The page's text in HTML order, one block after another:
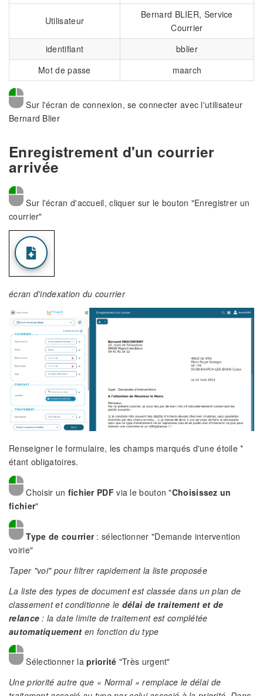
Utilisateur
Bernard BLIER, Service
Courrier
identifiant
bblier
Mot de passe
maarch
Sur l'écran de connexion, se connecter avec l'utilisateur
Bernard Blier
Enregistrement d'un courrier
arrivée
Sur l'écran d'accueil, cliquer sur le bouton "Enregistrer un
courrier"
écran d'indexation du courrier
Renseigner le formulaire, les champs marqués d'une étoile *
étant obligatoires.
Choisir un fichier PDFvia le bouton "Choisissez un
fichier"
Type de courrier: sélectionner "Demande intervention
voirie"
Taper "voi" pour filtrer rapidement la liste proposée
La liste des types de document est classée dans un plan de
classement et conditionne le délai de traitement et de
relance : la date limite de traitement est complétée
automatiquement en fonction du type
Sélectionner lapriorité "Très urgent"
Une priorité autre que « Normal » remplace le délai de